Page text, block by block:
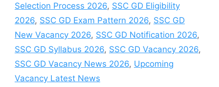
Selection Process 2026, SSC GD Eligibility
2026, SSC GD Exam Pattern 2026, SSC GD
New Vacancy 2026, SSC GD Notification 2026,
SSC GD Syllabus 2026, SSC GD Vacancy 2026,
SSC GD Vacancy News 2026, Upcoming
Vacancy Latest News